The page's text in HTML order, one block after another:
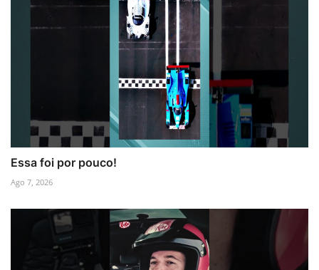
Essa foi por pouco!
Ago 7, 2026